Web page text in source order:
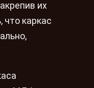
их
что каркас